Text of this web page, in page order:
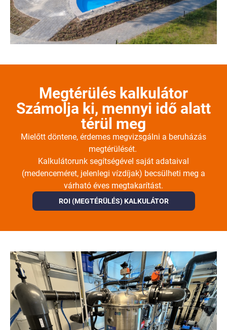
Megtérülés kalkulátor
Számolja ki, mennyi idő alatt
térül meg
Mielőtt döntene, érdemes megvizsgálni a beruházás
megtérülését.
Kalkulátorunk segítségével saját adataival
(medenceméret, jelenlegi vízdíjak) becsülheti meg a
várható éves megtakarítást.
ROI (MEGTÉRÜLÉS) KALKULÁTOR